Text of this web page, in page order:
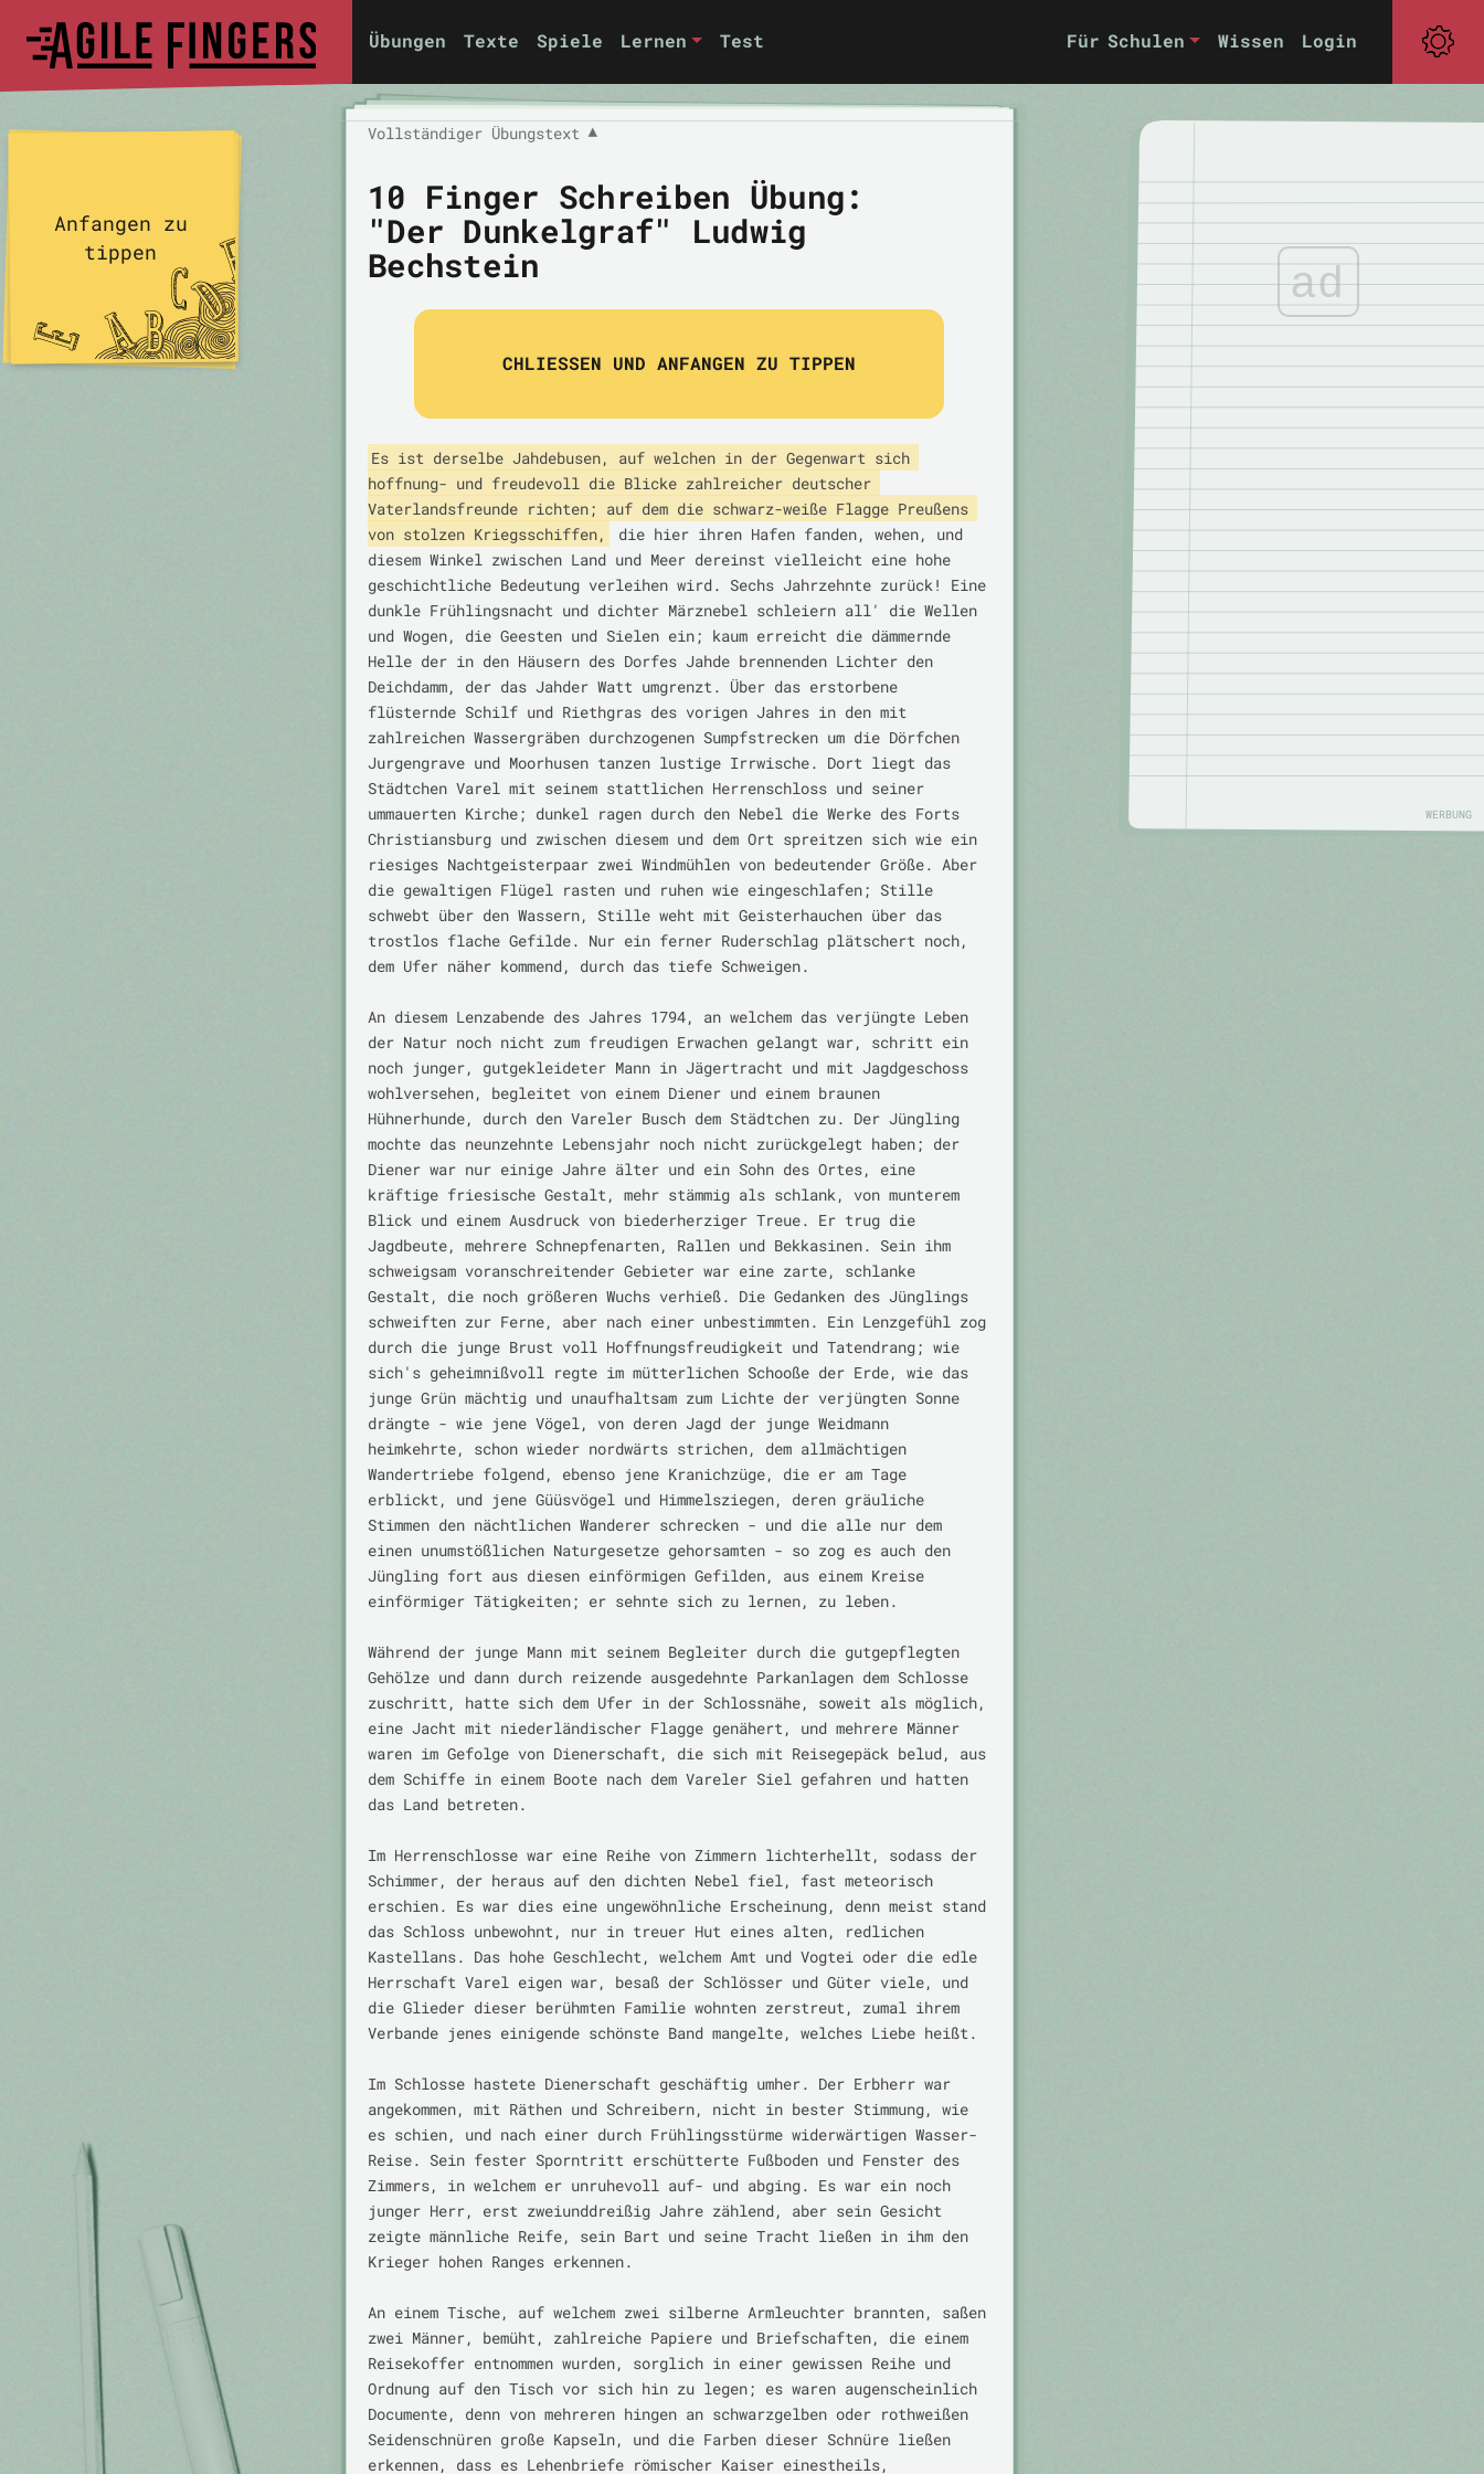
Übungen Texte Spiele Lernen Test Für Schulen Wissen Login
Vollständiger Übungstext ▼
10 Finger Schreiben Übung:
"Der Dunkelgraf" Ludwig
Bechstein
CHLIESSEN UND ANFANGEN ZU TIPPEN
Es ist derselbe Jahdebusen, auf welchen in der Gegenwart sich
hoffnung- und freudevoll die Blicke zahlreicher deutscher
Vaterlandsfreunde richten; auf dem die schwarz-weiße Flagge Preußens
von stolzen Kriegsschiffen,
die hier ihren Hafen fanden, wehen, und
diesem Winkel zwischen Land und Meer dereinst vielleicht eine hohe
geschichtliche Bedeutung verleihen wird. Sechs Jahrzehnte zurück! Eine
dunkle Frühlingsnacht und dichter Märznebel schleiern all' die Wellen
und Wogen, die Geesten und Sielen ein; kaum erreicht die dämmernde
Helle der in den Häusern des Dorfes Jahde brennenden Lichter den
Deichdamm, der das Jahder Watt umgrenzt. Über das erstorbene
flüsternde Schilf und Riethgras des vorigen Jahres in den mit
zahlreichen Wassergräben durchzogenen Sumpfstrecken um die Dörfchen
Jurgengrave und Moorhusen tanzen lustige Irrwische. Dort liegt das
Städtchen Varel mit seinem stattlichen Herrenschloss und seiner
ummauerten Kirche; dunkel ragen durch den Nebel die Werke des Forts
Christiansburg und zwischen diesem und dem Ort spreitzen sich wie ein
riesiges Nachtgeisterpaar zwei Windmühlen von bedeutender Größe. Aber
die gewaltigen Flügel rasten und ruhen wie eingeschlafen; Stille
schwebt über den Wassern, Stille weht mit Geisterhauchen über das
trostlos flache Gefilde. Nur ein ferner Ruderschlag plätschert noch,
dem Ufer näher kommend, durch das tiefe Schweigen.
An diesem Lenzabende des Jahres 1794, an welchem das verjüngte Leben
der Natur noch nicht zum freudigen Erwachen gelangt war, schritt ein
noch junger, gutgekleideter Mann in Jägertracht und mit Jagdgeschoss
wohlversehen, begleitet von einem Diener und einem braunen
Hühnerhunde, durch den Vareler Busch dem Städtchen zu. Der Jüngling
mochte das neunzehnte Lebensjahr noch nicht zurückgelegt haben; der
Diener war nur einige Jahre älter und ein Sohn des Ortes, eine
kräftige friesische Gestalt, mehr stämmig als schlank, von munterem
Blick und einem Ausdruck von biederherziger Treue. Er trug die
Jagdbeute, mehrere Schnepfenarten, Rallen und Bekkasinen. Sein ihm
schweigsam voranschreitender Gebieter war eine zarte, schlanke
Gestalt, die noch größeren Wuchs verhieß. Die Gedanken des Jünglings
schweiften zur Ferne, aber nach einer unbestimmten. Ein Lenzgefühl zog
durch die junge Brust voll Hoffnungsfreudigkeit und Tatendrang; wie
sich's geheimnißvoll regte im mütterlichen Schooße der Erde, wie das
junge Grün mächtig und unaufhaltsam zum Lichte der verjüngten Sonne
drängte - wie jene Vögel, von deren Jagd der junge Weidmann
heimkehrte, schon wieder nordwärts strichen, dem allmächtigen
Wandertriebe folgend, ebenso jene Kranichzüge, die er am Tage
erblickt, und jene Güüsvögel und Himmelsziegen, deren gräuliche
Stimmen den nächtlichen Wanderer schrecken - und die alle nur dem
einen unumstößlichen Naturgesetze gehorsamten - so zog es auch den
Jüngling fort aus diesen einförmigen Gefilden, aus einem Kreise
einförmiger Tätigkeiten; er sehnte sich zu lernen, zu leben.
Während der junge Mann mit seinem Begleiter durch die gutgepflegten
Gehölze und dann durch reizende ausgedehnte Parkanlagen dem Schlosse
zuschritt, hatte sich dem Ufer in der Schlossnähe, soweit als möglich,
eine Jacht mit niederländischer Flagge genähert, und mehrere Männer
waren im Gefolge von Dienerschaft, die sich mit Reisegepäck belud, aus
dem Schiffe in einem Boote nach dem Vareler Siel gefahren und hatten
das Land betreten.
Im Herrenschlosse war eine Reihe von Zimmern lichterhellt, sodass der
Schimmer, der heraus auf den dichten Nebel fiel, fast meteorisch
erschien. Es war dies eine ungewöhnliche Erscheinung, denn meist stand
das Schloss unbewohnt, nur in treuer Hut eines alten, redlichen
Kastellans. Das hohe Geschlecht, welchem Amt und Vogtei oder die edle
Herrschaft Varel eigen war, besaß der Schlösser und Güter viele, und
die Glieder dieser berühmten Familie wohnten zerstreut, zumal ihrem
Verbande jenes einigende schönste Band mangelte, welches Liebe heißt.
Im Schlosse hastete Dienerschaft geschäftig umher. Der Erbherr war
angekommen, mit Räthen und Schreibern, nicht in bester Stimmung, wie
es schien, und nach einer durch Frühlingsstürme widerwärtigen Wasser-
Reise. Sein fester Sporntritt erschütterte Fußboden und Fenster des
Zimmers, in welchem er unruhevoll auf- und abging. Es war ein noch
junger Herr, erst zweiunddreißig Jahre zählend, aber sein Gesicht
zeigte männliche Reife, sein Bart und seine Tracht ließen in ihm den
Krieger hohen Ranges erkennen.
An einem Tische, auf welchem zwei silberne Armleuchter brannten, saßen
zwei Männer, bemüht, zahlreiche Papiere und Briefschaften, die einem
Reisekoffer entnommen wurden, sorglich in einer gewissen Reihe und
Ordnung auf den Tisch vor sich hin zu legen; es waren augenscheinlich
Documente, denn von mehreren hingen an schwarzgelben oder rothweißen
Seidenschnüren große Kapseln, und die Farben dieser Schnüre ließen
erkennen, dass es Lehenbriefe römischer Kaiser einestheils,
ad
WERBUNG
Anfangen zu
tippen